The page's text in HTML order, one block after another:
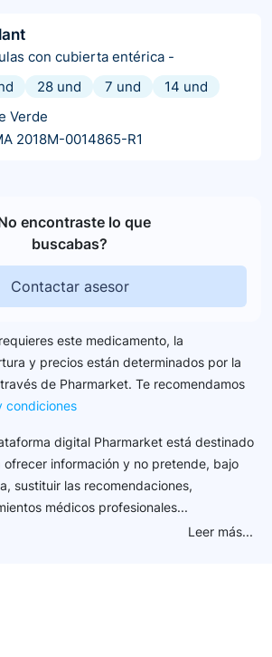
con cubierta entérica -
28 und 7 und
14 und
Verde
2018M-0014865-R1
encontraste lo que
buscabas?
Contactar asesor
este medicamento, la
y precios están determinados por la
de Pharmarket. Te recomendamos
condiciones
digital Pharmarket está destinado
información y no pretende, bajo
sustituir las recomendaciones,
médicos profesionales...
Leer más...